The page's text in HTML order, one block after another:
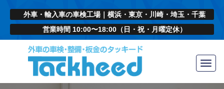
外車・輸入車の車検工場｜横浜・東京・川崎・埼玉・千葉
営業時間 10:00〜18:00（日・祝・月曜定休）